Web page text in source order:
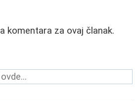
komentara za ovaj članak.